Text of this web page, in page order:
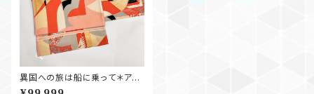
異国への旅は船に乗って＊アン
ティーク仕立て替え名古屋帯 0